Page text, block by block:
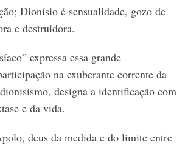
Dionísio é sensualidade, gozo de
e destruidora.
expressa essa grande
na exuberante corrente da
designa a identificação com
e da vida.
deus da medida e do limite entre